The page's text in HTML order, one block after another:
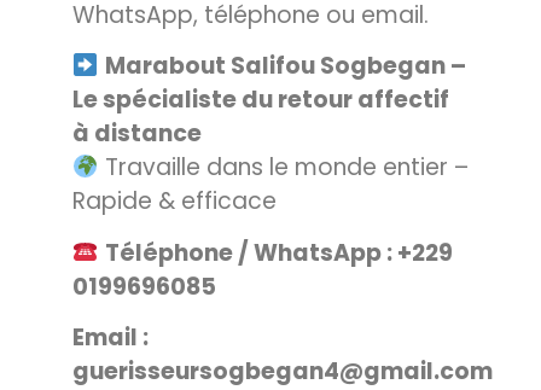
WhatsApp, téléphone ou email.
Marabout Salifou Sogbegan –
Le spécialiste du retour affectif
à distance
Travaille dans le monde entier –
Rapide & efficace
Téléphone / WhatsApp : +229
0199696085
Email :
guerisseursogbegan4@gmail.com